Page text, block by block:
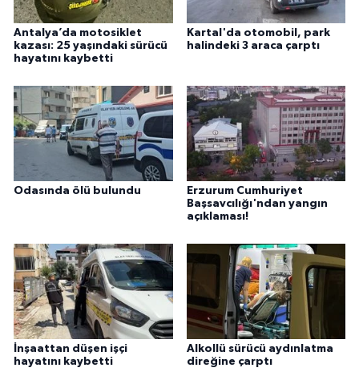
Antalya’da motosiklet
kazası: 25 yaşındaki sürücü
hayatını kaybetti
Kartal'da otomobil, park
halindeki 3 araca çarptı
Odasında ölü bulundu
Erzurum Cumhuriyet
Başsavcılığı'ndan yangın
açıklaması!
İnşaattan düşen işçi
hayatını kaybetti
Alkollü sürücü aydınlatma
direğine çarptı